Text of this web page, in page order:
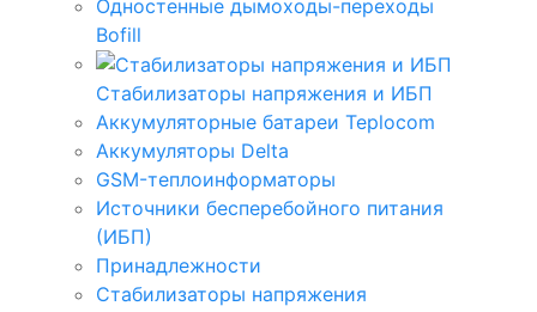
Одностенные дымоходы-переходы
Bofill
Стабилизаторы напряжения и ИБП
Аккумуляторные батареи Teplocom
Аккумуляторы Delta
GSM-теплоинформаторы
Источники бесперебойного питания
(ИБП)
Принадлежности
Стабилизаторы напряжения